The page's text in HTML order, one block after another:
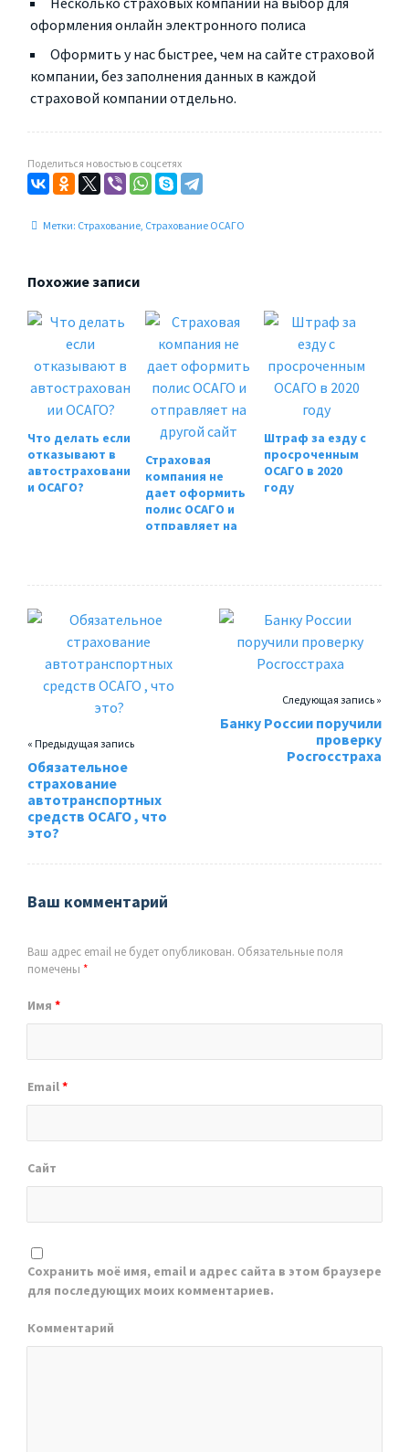
оформления онлайн электронного полиса
Оформить у нас быстрее, чем на сайте страховой
компании, без заполнения данных в каждой
страховой компании отдельно.
Поделиться новостью в соцсетях
Метки: Страхование, Страхование ОСАГО
Похожие записи
Что делать если
отказывают в
автостраховани
и ОСАГО?
Страховая
компания не
дает оформить
полис ОСАГО и
отправляет на
Штраф за езду с
просроченным
ОСАГО в 2020
году
« Предыдущая запись
Обязательное
страхование
автотранспортных
средств ОСАГО , что
это?
Следующая запись »
Банку России поручили
проверку
Росгосстраха
Ваш комментарий
Ваш адрес email не будет опубликован. Обязательные поля
помечены *
Имя *
Email*
Сайт
Сохранить моё имя, email и адрес сайта в этом браузере
для последующих моих комментариев.
Комментарий